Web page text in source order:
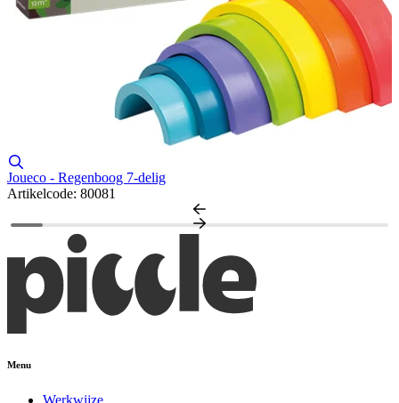
Joueco - Regenboog 7-delig
Artikelcode: 80081
Menu
Werkwijze